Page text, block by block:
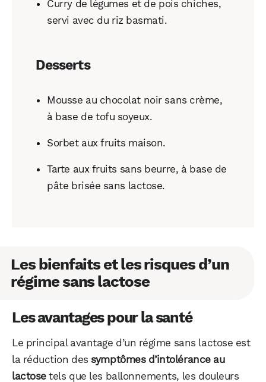
Curry de légumes et de pois chiches,
servi avec du riz basmati.
Desserts
Mousse au chocolat noir sans crème,
à base de tofu soyeux.
Sorbet aux fruits maison.
Tarte aux fruits sans beurre, à base de
pâte brisée sans lactose.
Les bienfaits et les risques d’un
régime sans lactose
Les avantages pour la santé
Le principal avantage d’un régime sans lactose est
la réduction dessymptômes d’intolérance au
lactosetels que les ballonnements, les douleurs